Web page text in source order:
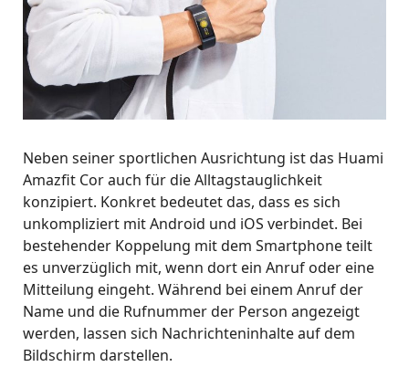
Neben seiner sportlichen Ausrichtung ist das Huami
Amazfit Cor auch für die Alltagstauglichkeit
konzipiert. Konkret bedeutet das, dass es sich
unkompliziert mit Android und iOS verbindet. Bei
bestehender Koppelung mit dem Smartphone teilt
es unverzüglich mit, wenn dort ein Anruf oder eine
Mitteilung eingeht. Während bei einem Anruf der
Name und die Rufnummer der Person angezeigt
werden, lassen sich Nachrichteninhalte auf dem
Bildschirm darstellen.